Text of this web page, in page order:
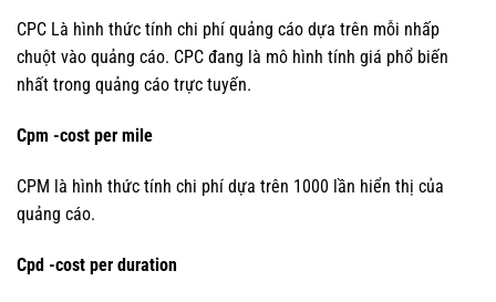
CPC Là hình thức tính chi phí quảng cáo dựa trên mỗi nhấp
chuột vào quảng cáo. CPC đang là mô hình tính giá phổ biến
nhất trong quảng cáo trực tuyến.
Cpm -cost per mile
CPM là hình thức tính chi phí dựa trên 1000 lần hiển thị của
quảng cáo.
Cpd -cost per duration